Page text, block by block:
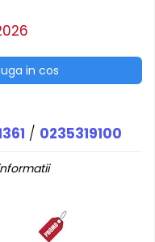
in cos
/ 0235319100